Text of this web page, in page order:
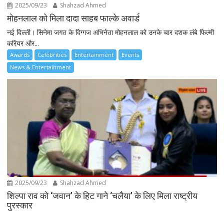
2025/09/23 Shahzad Ahmed
मोहनलाल को मिला दादा साहब फाल्के अवार्ड
नई दिल्ली। सिनेमा जगत के दिग्गज अभिनेता मोहनलाल को उनके चार दशक लंबे फिल्मी
करियर और...
Awards Celebrities Entertainment
Events
News & Entertainment
2025/09/23 Shahzad Ahmed
शिल्पा राव को ‘जवान’ के हिट गाने ‘चलैया’ के लिए मिला राष्ट्रीय
पुरस्कार